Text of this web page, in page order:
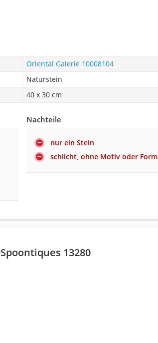
Oriental Galerie 10008104
Naturstein
40 x 30 cm
Nachteile
nur ein Stein
schlicht, ohne Motiv oder Form
Spoontiques 13280